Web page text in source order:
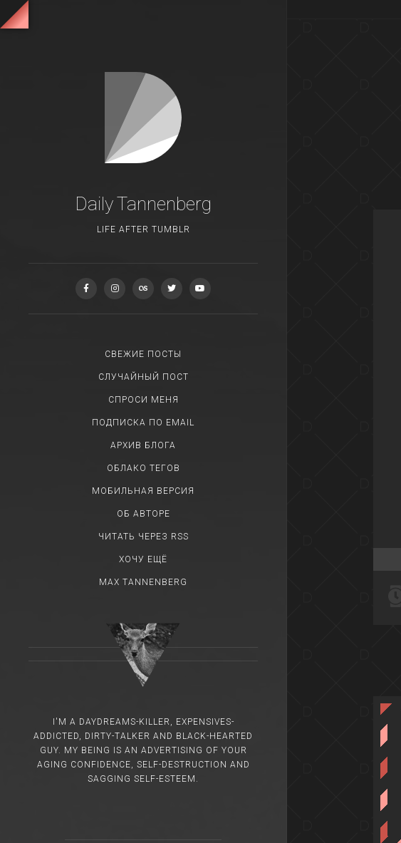
Daily Tannenberg
LIFE AFTER TUMBLR
СВЕЖИЕ ПОСТЫ
СЛУЧАЙНЫЙ ПОСТ
СПРОСИ МЕНЯ
ПОДПИСКА ПО EMAIL
АРХИВ БЛОГА
ОБЛАКО ТЕГОВ
МОБИЛЬНАЯ ВЕРСИЯ
ОБ АВТОРЕ
ЧИТАТЬ ЧЕРЕЗ RSS
ХОЧУ ЕЩЁ
MAX TANNENBERG
I'M A DAYDREAMS-KILLER, EXPENSIVES-
ADDICTED, DIRTY-TALKER AND BLACK-HEARTED
GUY. MY BEING IS AN ADVERTISING OF YOUR
AGING CONFIDENCE, SELF-DESTRUCTION AND
SAGGING SELF-ESTEEM.